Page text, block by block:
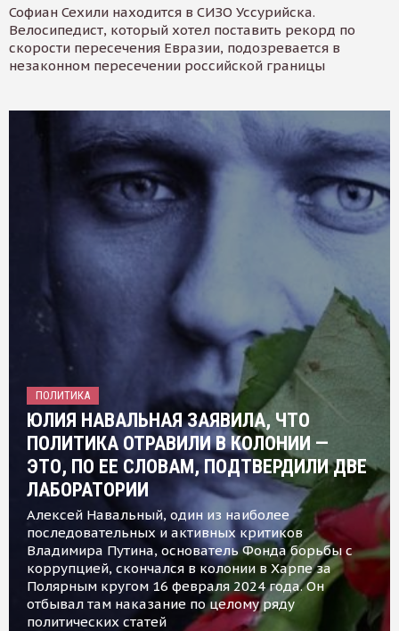
Софиан Сехили находится в СИЗО Уссурийска.
Велосипедист, который хотел поставить рекорд по
скорости пересечения Евразии, подозревается в
незаконном пересечении российской границы
ПОЛИТИКА
ЮЛИЯ НАВАЛЬНАЯ ЗАЯВИЛА, ЧТО
ПОЛИТИКА ОТРАВИЛИ В КОЛОНИИ —
ЭТО, ПО ЕЕ СЛОВАМ, ПОДТВЕРДИЛИ ДВЕ
ЛАБОРАТОРИИ
Алексей Навальный, один из наиболее
последовательных и активных критиков
Владимира Путина, основатель Фонда борьбы с
коррупцией, скончался в колонии в Харпе за
Полярным кругом 16 февраля 2024 года. Он
отбывал там наказание по целому ряду
политических статей